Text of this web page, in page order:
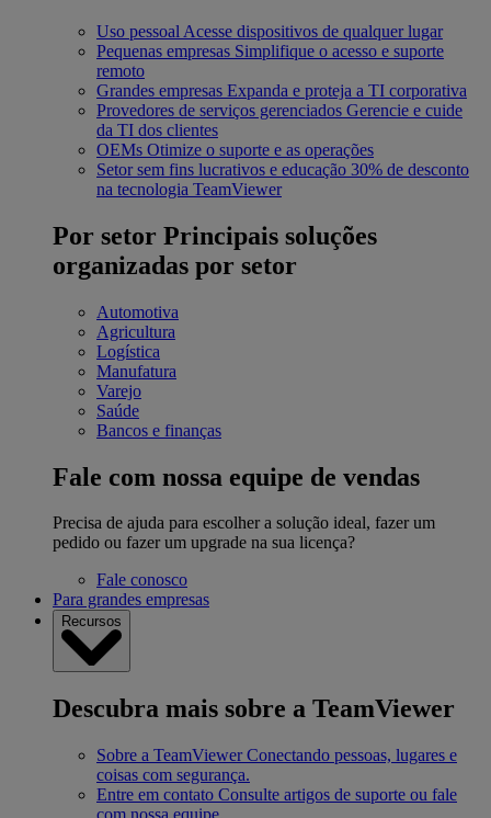
Uso pessoal Acesse dispositivos de qualquer lugar
Pequenas empresas Simplifique o acesso e suporte
remoto
Grandes empresas Expanda e proteja a TI corporativa
Provedores de serviços gerenciados Gerencie e cuide
da TI dos clientes
OEMs Otimize o suporte e as operações
Setor sem fins lucrativos e educação 30% de desconto
na tecnologia TeamViewer
Por setor Principais soluções
organizadas por setor
Automotiva
Agricultura
Logística
Manufatura
Varejo
Saúde
Bancos e finanças
Fale com nossa equipe de vendas
Precisa de ajuda para escolher a solução ideal, fazer um
pedido ou fazer um upgrade na sua licença?
Fale conosco
Para grandes empresas
Recursos
Descubra mais sobre a TeamViewer
Sobre a TeamViewer Conectando pessoas, lugares e
coisas com segurança.
Entre em contato Consulte artigos de suporte ou fale